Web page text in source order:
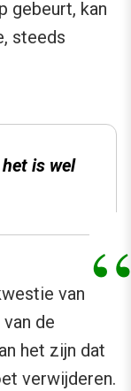
gebeurt, kan
steeds
is wel
van
de
het zijn dat
verwijderen.